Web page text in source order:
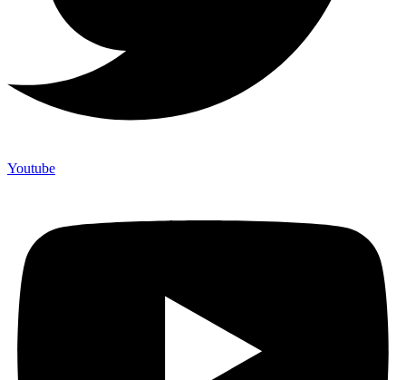
Youtube